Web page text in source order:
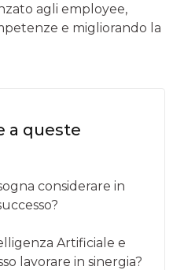
agli employee,
e migliorando la
a queste
considerare in
Artificiale e
lavorare in sinergia?